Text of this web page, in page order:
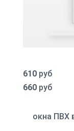
610руб
660руб
окна ПВХ